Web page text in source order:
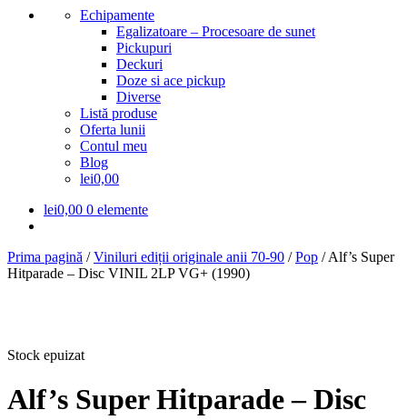
Echipamente
Egalizatoare – Procesoare de sunet
Pickupuri
Deckuri
Doze si ace pickup
Diverse
Listă produse
Oferta lunii
Contul meu
Blog
lei0,00
lei0,00 0 elemente
Prima pagină /Viniluri ediții originale anii 70-90 /Pop /Alf’s Super
Hitparade – Disc VINIL 2LP VG+ (1990)
Stock epuizat
Alf’s Super Hitparade – Disc